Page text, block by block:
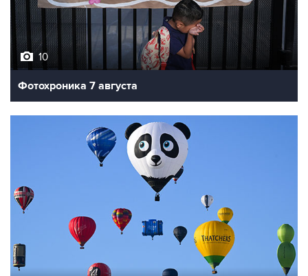
10
Фотохроника 7 августа